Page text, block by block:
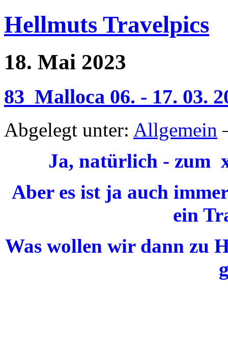
Hellmuts Travelpics
18. Mai 2023
83_Malloca 06. - 17. 03.
Abgelegt unter: Allgemein
Ja, natürlich - zum
Aber es ist ja auch
ein
Was wollen wir dann zu